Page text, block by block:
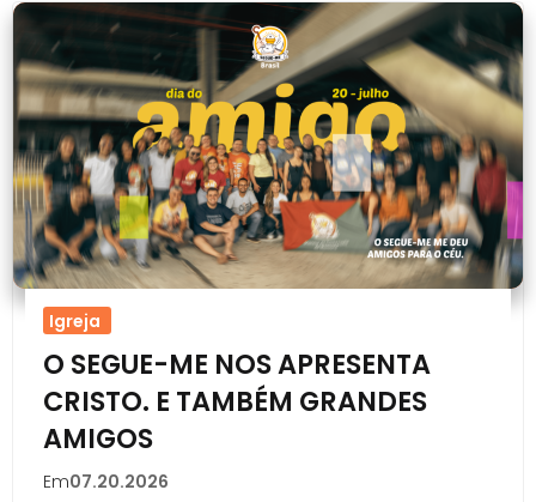
Igreja
O SEGUE-ME NOS APRESENTA
CRISTO. E TAMBÉM GRANDES
AMIGOS
Em07.20.2026